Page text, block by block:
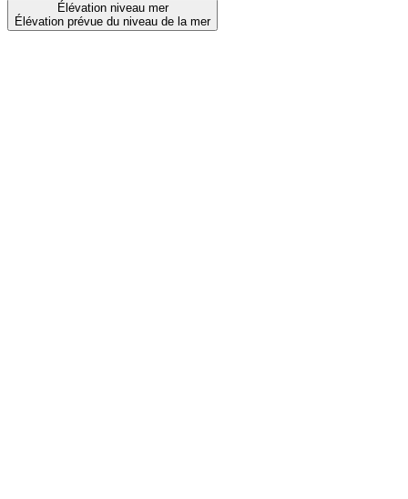
Élévation niveau mer
Élévation prévue du niveau de la mer